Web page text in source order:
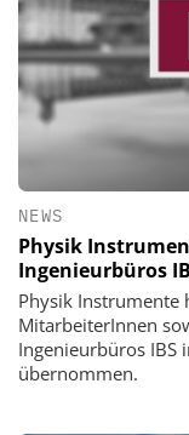
NEWS
Physik
Ingenieurbüros
Physik Instrumente
MitarbeiterInnen
Ingenieurbüros IBS
übernommen.